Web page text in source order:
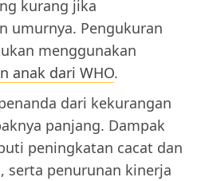
kurang jika
umurnya. Pengukuran
menggunakan
anak dari WHO.
dari kekurangan
panjang. Dampak
peningkatan cacat dan
serta penurunan kinerja